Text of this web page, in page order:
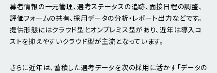
募者情報の一元管理、選考ステータスの追跡、面接日程の調整、
評価フォームの共有、採用データの分析・レポート出力などです。
提供形態にはクラウド型とオンプレミス型があり、近年は導入コ
ストを抑えやすいクラウド型が主流となっています。
さらに近年は、蓄積した選考データを次の採用に活かす「データの